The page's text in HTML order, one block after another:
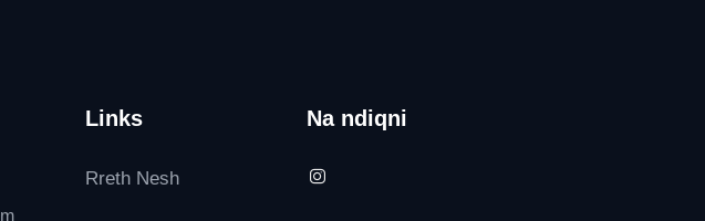
Links
Rreth Nesh
Na ndiqni